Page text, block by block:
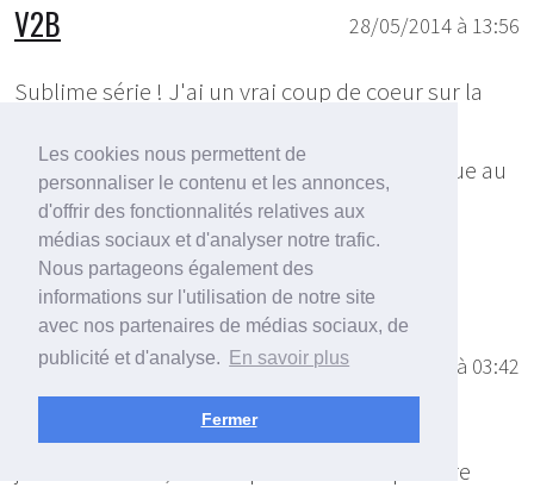
Les cookies nous permettent de
personnaliser le contenu et les annonces,
d'offrir des fonctionnalités relatives aux
médias sociaux et d'analyser notre trafic.
Nous partageons également des
informations sur l'utilisation de notre site
avec nos partenaires de médias sociaux, de
publicité et d'analyse.
En savoir plus
Fermer
28/05/2014 à 13:56
V2B
Sublime série ! J'ai un vrai coup de coeur sur la
également une belle réussite, juste la marque au
centre gauche qui attire un peu l'oeil.
Mais bravo !
30/05/2014 à 03:42
Kansai
je vous rassure, le truc qui flotte va disparaitre